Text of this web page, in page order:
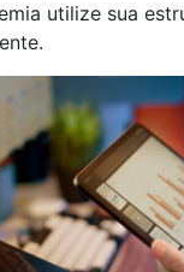
utilize sua